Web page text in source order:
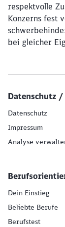
respektvolle
Konzerns fest
bei gleicher
Datenschutz /
Datenschutz
Impressum
Analyse
Dein Einstieg
Beliebte Berufe
Berufstest